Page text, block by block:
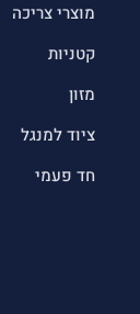
מוצרי צריכה
קטניות
מזון
ציוד למנגל
חד פעמי